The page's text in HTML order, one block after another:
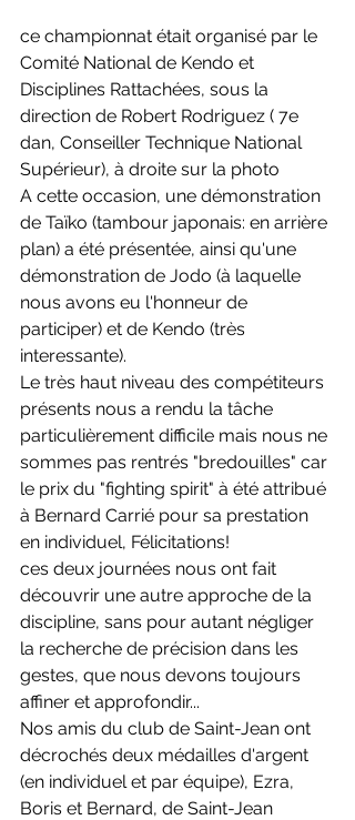
ce championnat était organisé par le
Comité National de Kendo et
Disciplines Rattachées, sous la
direction de Robert Rodriguez ( 7e
dan, Conseiller Technique National
Supérieur), à droite sur la photo
A cette occasion, une démonstration
de Taïko (tambour japonais: en arrière
plan) a été présentée, ainsi qu'une
démonstration de Jodo (à laquelle
nous avons eu l'honneur de
participer) et de Kendo (très
interessante).
Le très haut niveau des compétiteurs
présents nous a rendu la tâche
particulièrement difficile mais nous ne
sommes pas rentrés "bredouilles" car
le prix du "fighting spirit" à été attribué
à Bernard Carrié pour sa prestation
en individuel, Félicitations!
ces deux journées nous ont fait
découvrir une autre approche de la
discipline, sans pour autant négliger
la recherche de précision dans les
gestes, que nous devons toujours
affiner et approfondir...
Nos amis du club de Saint-Jean ont
décrochés deux médailles d'argent
(en individuel et par équipe), Ezra,
Boris et Bernard, de Saint-Jean